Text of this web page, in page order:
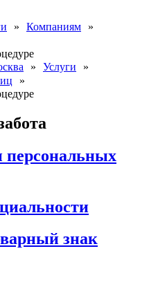
» Компаниям
»
» Услуги
»
»
персональных
знак